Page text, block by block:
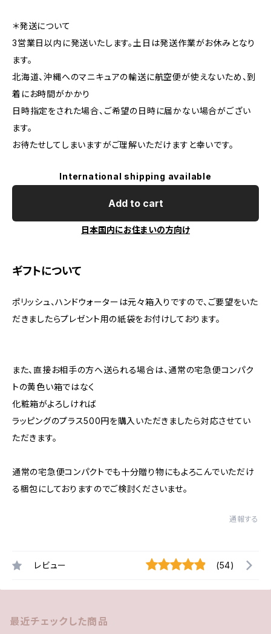
＊発送について
3営業日以内に発送いたします。土日は発送作業がお休みとなり
ます。
北海道、沖縄へのマニキュアの輸送に航空便が使えないため、到
着にお時間がかかり
日時指定をされた場合、ご希望の日時に届かない場合がござい
ます。
お待たせしてしまいますがご理解いただけますと幸いです。
International shipping available
Add to cart
日本国内にお住まいの方向け
ギフトについて
ポリッシュ、ハンドウォーターは元々箱入りですので、ご要望をいた
だきましたらプレゼント用の紙袋をお付けしております。
また、直接お相手の方へ送られる場合は、通常の宅急便コンパク
トの黄色い箱ではなく
化粧箱がよろしければ
ラッピングのプラス500円を購入いただきましたら対応させてい
ただきます。
通常の宅急便コンパクトでも十分贈り物にもよろこんでいただけ
る梱包にしておりますのでご検討くださいませ。
通報する
レビュー (54)
最近チェックした商品